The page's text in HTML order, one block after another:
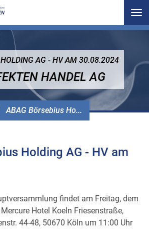
ABAG Börsebius Ho...
AG - HV AM 30.08.2024
HANDEL AG
Holding AG - HV am
findet am Freitag, dem
Hotel Koeln Friesenstraße,
44-48, 50670 Köln um 11:00 Uhr